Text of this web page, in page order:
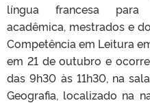
língua francesa para
acadêmica, mestrados e
Competência em Leitura
em 21 de outubro e
das 9h30 às 11h30, na
Geografia, localizado na